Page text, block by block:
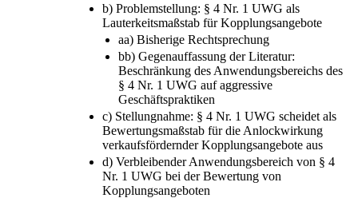
b) Problemstellung: § 4 Nr. 1 UWG als
Lauterkeitsmaßstab für Kopplungsangebote
aa) Bisherige Rechtsprechung
bb) Gegenauffassung der Literatur:
Beschränkung des Anwendungsbereichs des
§ 4 Nr. 1 UWG auf aggressive
Geschäftspraktiken
c) Stellungnahme: § 4 Nr. 1 UWG scheidet als
Bewertungsmaßstab für die Anlockwirkung
verkaufsfördernder Kopplungsangebote aus
d) Verbleibender Anwendungsbereich von § 4
Nr. 1 UWG bei der Bewertung von
Kopplungsangeboten